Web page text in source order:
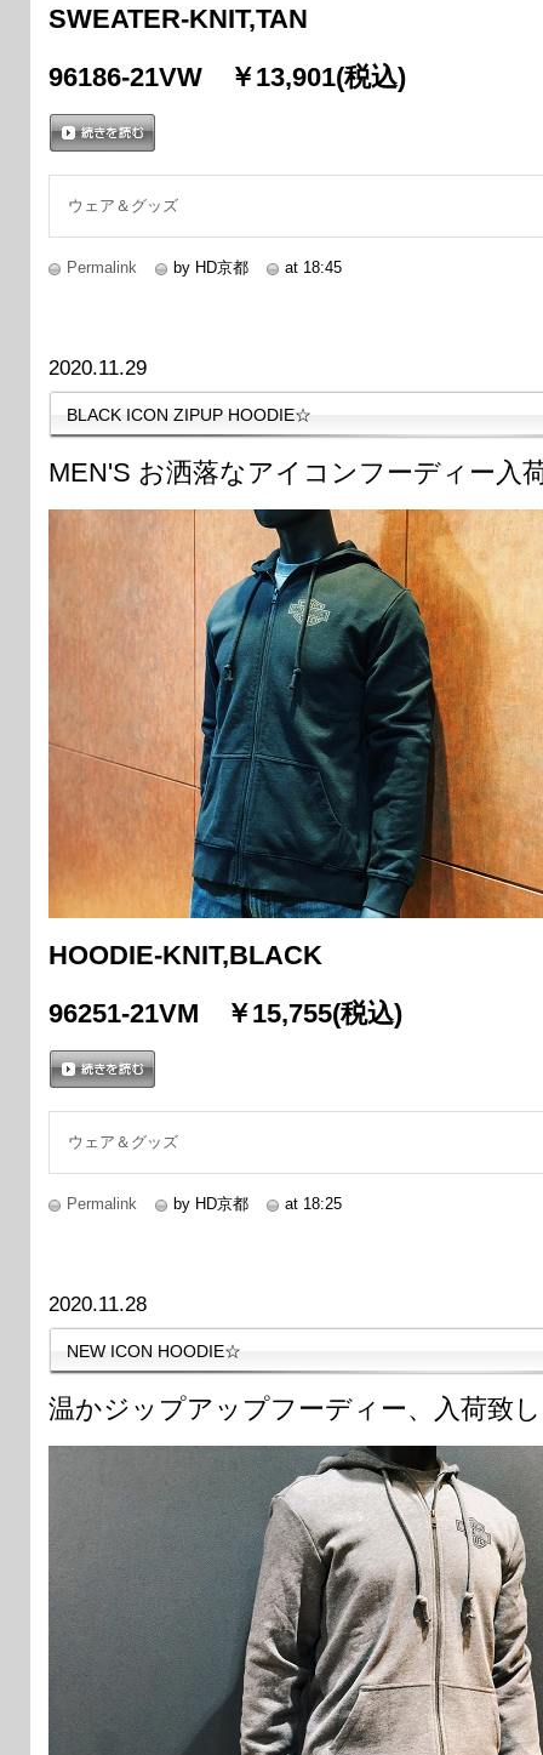
SWEATER-KNIT,TAN
96186-21VW ￥13,901(税込)
ウェア＆グッズ
Permalink by HD京都 at 18:45
2020.11.29
BLACK ICON ZIPUP HOODIE☆
MEN'S お洒落なアイコンフーディー入
HOODIE-KNIT,BLACK
96251-21VM ￥15,755(税込)
ウェア＆グッズ
Permalink by HD京都 at 18:25
2020.11.28
NEW ICON HOODIE☆
温かジップアップフーディー、入荷致